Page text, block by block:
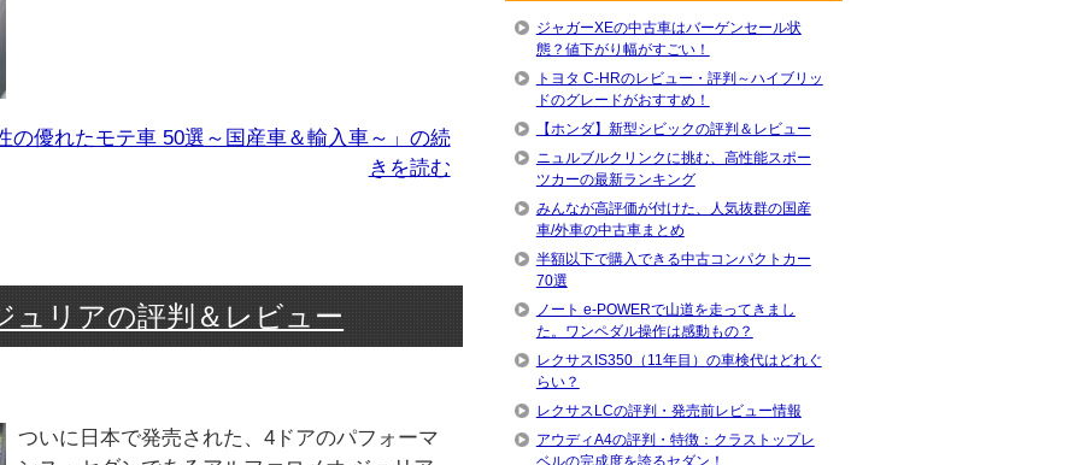
の優れたモテ車 50選～国産車＆輸入車～」の続
きを読む
ュリアの評判＆レビュー
ついに日本で発売された、4ドアのパフォーマ
ジャガーXEの中古車はバーゲンセール状
態？値下がり幅がすごい！
トヨタ C-HRのレビュー・評判～ハイブリッ
ドのグレードがおすすめ！
【ホンダ】新型シビックの評判＆レビュー
ニュルブルクリンクに挑む、高性能スポー
ツカーの最新ランキング
みんなが高評価が付けた、人気抜群の国産
車/外車の中古車まとめ
半額以下で購入できる中古コンパクトカー
70選
ノート e-POWERで山道を走ってきまし
た。ワンペダル操作は感動もの？
レクサスIS350（11年目）の車検代はどれぐ
らい？
レクサスLCの評判・発売前レビュー情報
アウディA4の評判・特徴：クラストップレ
ベルの完成度を誇るセダン！